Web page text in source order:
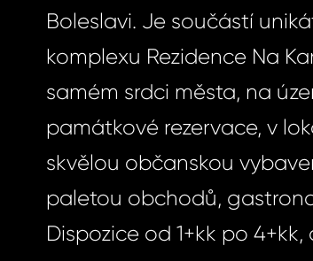
Boleslavi. Je součástí
komplexu Rezidence Na
samém srdci města, na
památkové rezervace, v
skvělou občanskou
paletou obchodů,
Dispozice od 1+kk po 4+kk,